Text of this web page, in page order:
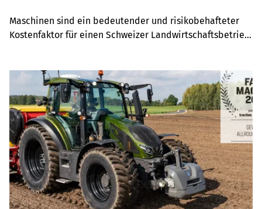
Maschinen sind ein bedeutender und risikobehafteter
Kostenfaktor für einen Schweizer Landwirtschaftsbetrieb.
– aus überzeugenden Gründen.